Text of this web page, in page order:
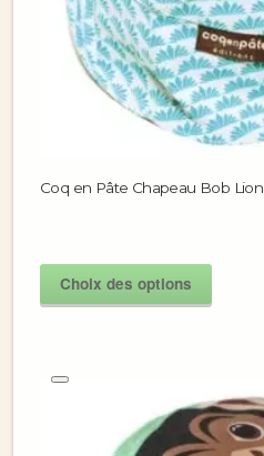
Coq en Pâte Chapeau Bob Lion
Choix des options